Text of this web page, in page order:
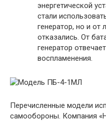
энергетической
стали
генератор, но и от
отказались. От
генератор
воспламенения.
Перечисленные модели
самообороны. Компания